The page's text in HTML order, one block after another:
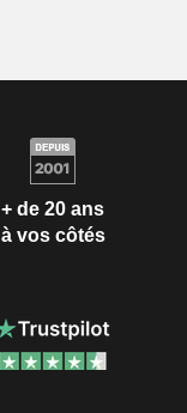
+ de 20 ans
à vos côtés